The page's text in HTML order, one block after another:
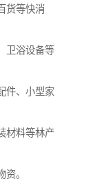
货等快消
卫浴设备等
件、小型家
材料等林产
。